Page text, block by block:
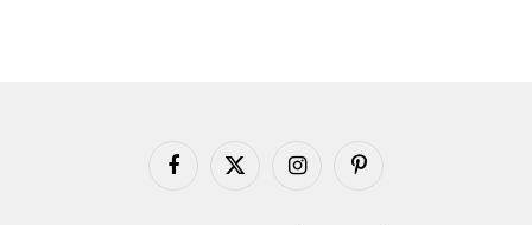
Facebook
X
InstagramPinterest